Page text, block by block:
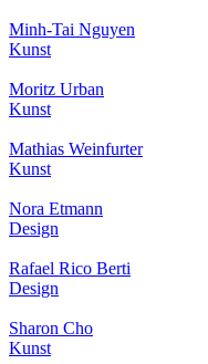
Minh-Tai Nguyen
Kunst
Moritz Urban
Kunst
Mathias Weinfurter
Kunst
Nora Etmann
Design
Rafael Rico Berti
Design
Sharon Cho
Kunst